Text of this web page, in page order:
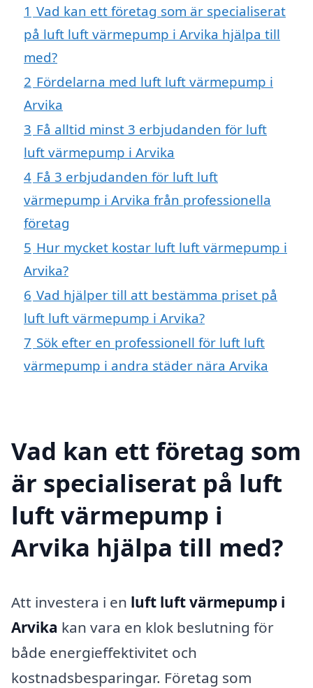
1 Vad kan ett företag som är specialiserat
på luft luft värmepump i Arvika hjälpa till
med?
2 Fördelarna med luft luft värmepump i
Arvika
3 Få alltid minst 3 erbjudanden för luft
luft värmepump i Arvika
4 Få 3 erbjudanden för luft luft
värmepump i Arvika från professionella
företag
5 Hur mycket kostar luft luft värmepump i
Arvika?
6 Vad hjälper till att bestämma priset på
luft luft värmepump i Arvika?
7 Sök efter en professionell för luft luft
värmepump i andra städer nära Arvika
Vad kan ett företag som
är specialiserat på luft
luft värmepump i
Arvika hjälpa till med?
Att investera i en luft luft värmepump i
Arvika kan vara en klok beslutning för
både energieffektivitet och
kostnadsbesparingar. Företag som